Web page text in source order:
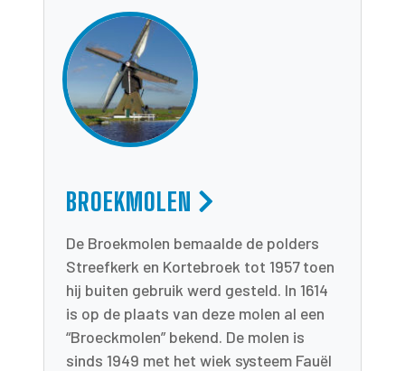
BROEKMOLEN
De Broekmolen bemaalde de polders
Streefkerk en Kortebroek tot 1957 toen
hij buiten gebruik werd gesteld. In 1614
is op de plaats van deze molen al een
“Broeckmolen” bekend. De molen is
sinds 1949 met het wiek systeem Fauël